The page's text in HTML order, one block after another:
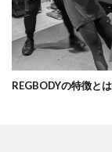
REGBODYの特徴と